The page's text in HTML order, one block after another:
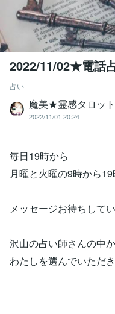
2022/11/02★電話
占い
魔美★霊感タロッ
2022/11/01 20:24
毎日19時から
月曜と火曜の9時から
メッセージお待ちして
沢山の占い師さんの中
わたしを選んでいただ